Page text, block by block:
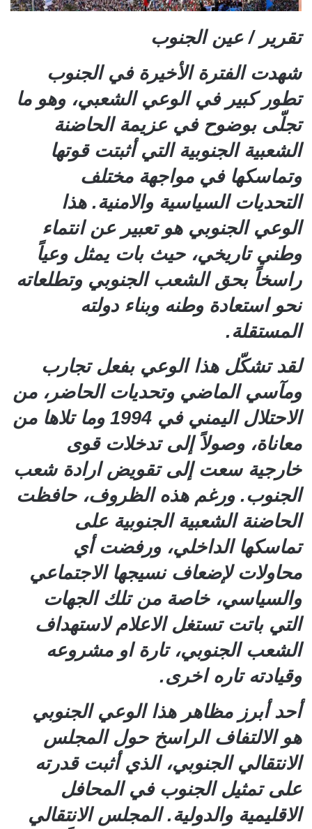
تقرير / عين الجنوب
شهدت الفترة الأخيرة في الجنوب
تطور كبير في الوعي الشعبي، وهو ما
تجلّى بوضوح في عزيمة الحاضنة
الشعبية الجنوبية التي أثبتت قوتها
وتماسكها في مواجهة مختلف
التحديات السياسية والامنية. هذا
الوعي الجنوبي هو تعبير عن انتماء
وطني تاريخي، حيث بات يمثل وعياً
راسخاً بحق الشعب الجنوبي وتطلعاته
نحو استعادة وطنه وبناء دولته
المستقلة.
لقد تشكّل هذا الوعي بفعل تجارب
ومآسي الماضي وتحديات الحاضر، من
الاحتلال اليمني في 1994 وما تلاها من
معاناة، وصولاً إلى تدخلات قوى
خارجية سعت إلى تقويض ارادة شعب
الجنوب. ورغم هذه الظروف، حافظت
الحاضنة الشعبية الجنوبية على
تماسكها الداخلي، ورفضت أي
محاولات لإضعاف نسيجها الاجتماعي
والسياسي، خاصة من تلك الجهات
التي باتت تستغل الاعلام لاستهداف
الشعب الجنوبي، تارة او مشروعه
وقيادته تاره اخرى.
أحد أبرز مظاهر هذا الوعي الجنوبي
هو الالتفاف الراسخ حول المجلس
الانتقالي الجنوبي، الذي أثبت قدرته
على تمثيل الجنوب في المحافل
الاقليمية والدولية. المجلس الانتقالي